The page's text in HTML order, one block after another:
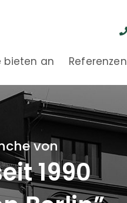
bieten an Referenzen
von
1990